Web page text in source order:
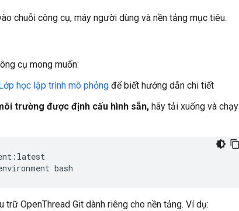
chuỗi công cụ, máy người dùng và nền tảng mục tiêu.
cụ mong muốn:
học lập trình mô phỏng để biết hướng dẫn chi tiết
trường được định cấu hình sẵn, hãy tải xuống và chạy
bash
OpenThread Git dành riêng cho nền tảng. Ví dụ: